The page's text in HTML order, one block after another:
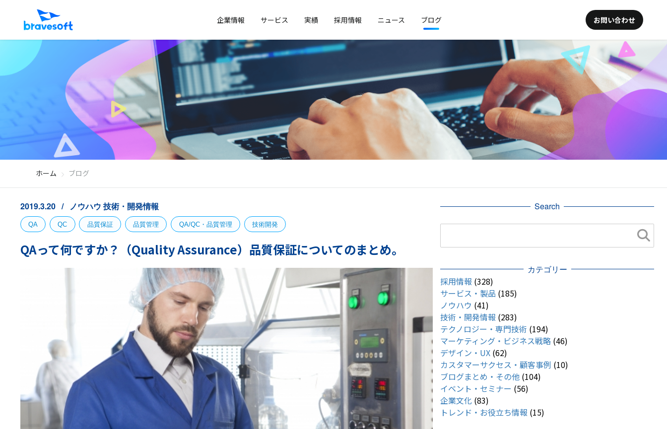
企業情報 サービス 実績 採用情報 ニュース ブログ お問い合わせ
ホーム ブログ
2019.3.20 ノウハウ 技術・開発情報
QA QC 品質保証 品質管理 QA/QC・品質管理 技術開発
QAって何ですか？（Quality Assurance）品質保証についてのまとめ。
Search
カテゴリー
採用情報 (328)
サービス・製品 (185)
ノウハウ (41)
技術・開発情報 (283)
テクノロジー・専門技術 (194)
マーケティング・ビジネス戦略 (46)
デザイン・UX (62)
カスタマーサクセス・顧客事例 (10)
ブログまとめ・その他 (104)
イベント・セミナー (56)
企業文化 (83)
トレンド・お役立ち情報 (15)